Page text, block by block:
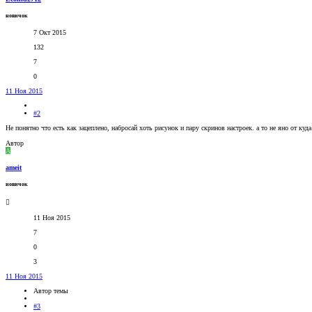
новичок
7 Окт 2015
132
7
0
11 Ноя 2015
#2
Не понятно что есть как зацеплено, набросай хоть рисунок и пару скринов настроек. а то не яно от куда
Автор
A
ameit
новичок
11 Ноя 2015
7
0
3
11 Ноя 2015
Автор темы
#3